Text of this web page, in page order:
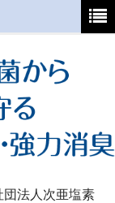
法人次亜塩素